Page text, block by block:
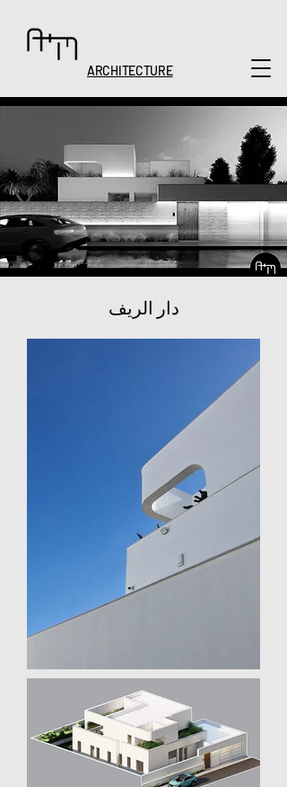
ARCHITECTURE
دار الريف